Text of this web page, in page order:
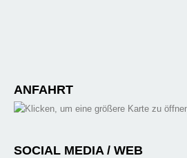
ANFAHRT
SOCIAL MEDIA / WEB